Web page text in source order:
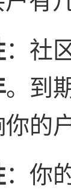
：社
。到
你的
：你